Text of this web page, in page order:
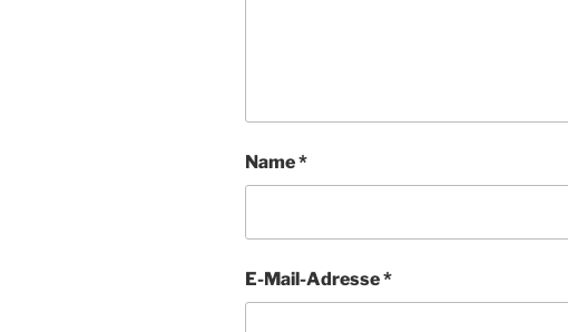
Name*
E-Mail-Adresse*